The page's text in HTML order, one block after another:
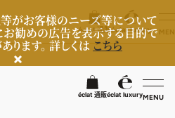
がお客様のニーズ等について
お勧めの広告を表示する目的で
ます。 詳しくはこちら
éclat 通販éclat luxuryMENU検
éclat 通販éclat luxury